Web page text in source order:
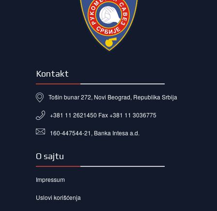
Kontakt
Tošin bunar 272, Novi Beograd, Republika Srbija
+381 11 2621450 Fax +381 11 3036775
160-447544-21, Banka Intesa a.d.
O sajtu
Impressum
Uslovi korišćenja